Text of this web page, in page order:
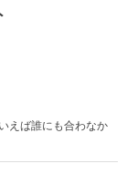
えば誰にも合わなか